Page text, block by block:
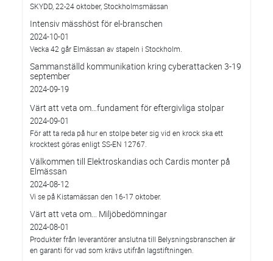
SKYDD, 22-24 oktober, Stockholmsmässan
Intensiv mässhöst för el-branschen
2024-10-01
Vecka 42 går Elmässan av stapeln i Stockholm.
Sammanställd kommunikation kring cyberattacken 3-19
september
2024-09-19
Värt att veta om…fundament för eftergivliga stolpar
2024-09-01
För att ta reda på hur en stolpe beter sig vid en krock ska ett
krocktest göras enligt SS-EN 12767.
Välkommen till Elektroskandias och Cardis monter på
Elmässan
2024-08-12
Vi se på Kistamässan den 16-17 oktober.
Värt att veta om... Miljöbedömningar
2024-08-01
Produkter från leverantörer anslutna till Belysningsbranschen är
en garanti för vad som krävs utifrån lagstiftningen.